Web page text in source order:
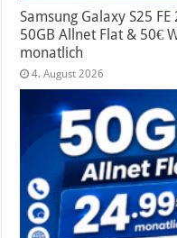
Samsung Galaxy S25
50GB Allnet Flat & 50€
monatlich
4. August 2026